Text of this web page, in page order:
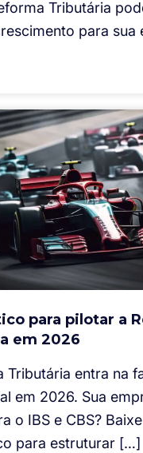
Tributária
para sua
para pilotar a
em 2026
Tributária entra na
em 2026. Sua
o IBS e CBS?
para estruturar […]